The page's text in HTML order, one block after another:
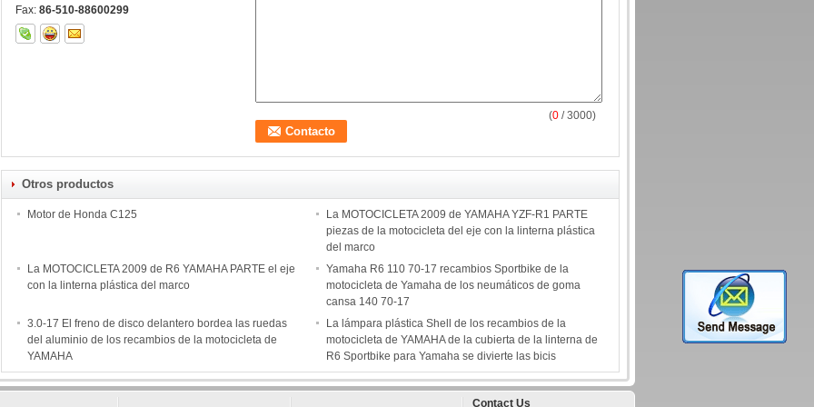
Fax: 86-510-88600299
(0 / 3000)
Otros productos
Motor de Honda C125
La MOTOCICLETA 2009 de YAMAHA YZF-R1 PARTE
piezas de la motocicleta del eje con la linterna plástica
del marco
La MOTOCICLETA 2009 de R6 YAMAHA PARTE el eje
con la linterna plástica del marco
Yamaha R6 110 70-17 recambios Sportbike de la
motocicleta de Yamaha de los neumáticos de goma
cansa 140 70-17
3.0-17 El freno de disco delantero bordea las ruedas
del aluminio de los recambios de la motocicleta de
YAMAHA
La lámpara plástica Shell de los recambios de la
motocicleta de YAMAHA de la cubierta de la linterna de
R6 Sportbike para Yamaha se divierte las bicis
Contact Us